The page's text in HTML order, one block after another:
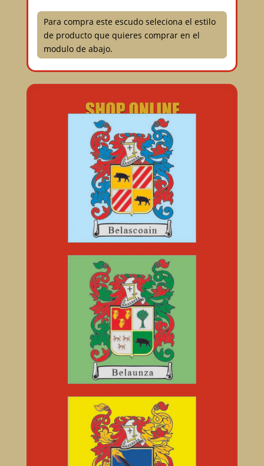
Para compra este escudo seleciona el estilo
de producto que quieres comprar en el
modulo de abajo.